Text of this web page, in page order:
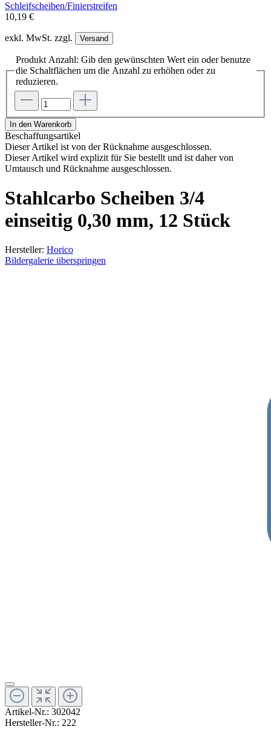
Schleifscheiben/Finierstreifen
10,19 €
exkl. MwSt. zzgl. Versand
Produkt Anzahl: Gib den gewünschten Wert ein oder benutze
die Schaltflächen um die Anzahl zu erhöhen oder zu
reduzieren.
In den Warenkorb
Beschaffungsartikel
Dieser Artikel ist von der Rücknahme ausgeschlossen.
Dieser Artikel wird explizit für Sie bestellt und ist daher von
Umtausch und Rücknahme ausgeschlossen.
Stahlcarbo Scheiben 3/4
einseitig 0,30 mm, 12 Stück
Hersteller: Horico
Bildergalerie überspringen
Artikel-Nr.: 302042
Hersteller-Nr.: 222